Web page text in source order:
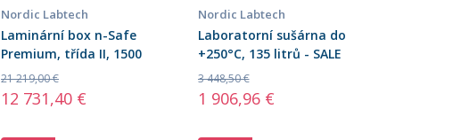
Nordic Labtech
Laminární box n-Safe
Premium, třída II, 1500
21 219,00 €
12 731,40 €
Nordic Labtech
Laboratorní sušárna do
+250°C, 135 litrů - SALE
3 448,50 €
1 906,96 €